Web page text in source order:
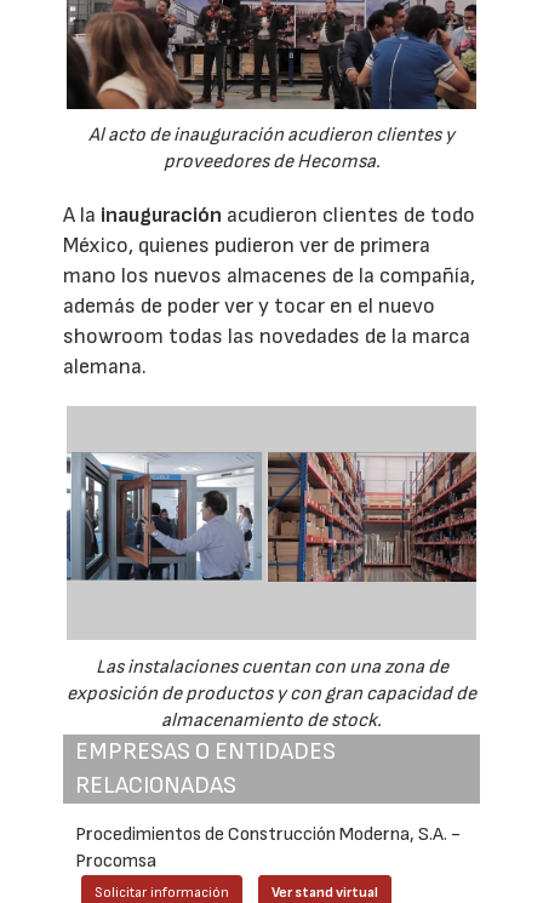
Al acto de inauguración acudieron clientes y
proveedores de Hecomsa.
A la inauguración acudieron clientes de todo
México, quienes pudieron ver de primera
mano los nuevos almacenes de la compañía,
además de poder ver y tocar en el nuevo
showroom todas las novedades de la marca
alemana.
Las instalaciones cuentan con una zona de
exposición de productos y con gran capacidad de
almacenamiento de stock.
EMPRESAS O ENTIDADES
RELACIONADAS
Procedimientos de Construcción Moderna, S.A. -
Procomsa
Solicitar información Ver stand virtual